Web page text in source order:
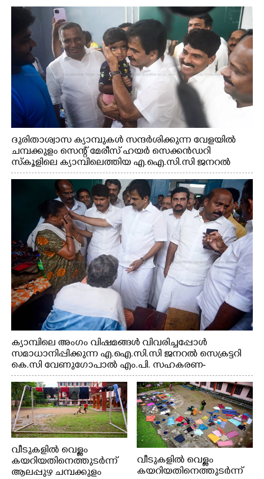
ദുരിതാശ്വാസ ക്യാമ്പുകൾ സന്ദർശിക്കുന്ന വേളയിൽ
ചമ്പക്കുളം സെന്റ് മേരീസ് ഹയർ സെക്കൻഡറി
സ്കൂളിലെ ക്യാമ്പിലെത്തിയ എ.ഐ.സി.സി ജനറൽ
സെക്രട്ടറി കെ.സി വേണുഗോപാൽ എം.പി കുരുന്നിനെ
എടുത്ത് ലാളിച്ചപ്പോൾ. സഹകരണ-എക്സൈസ്
വകുപ്പ് മന്ത്രി എം. ലിജു, കൃഷിവകുപ്പ് മന്ത്രി ടി. സിദ്ദിഖ്,
റെജി ചെറിയാൻ എം. എൽ. എ എന്നിവർ സമീപം
ക്യാമ്പിലെ അംഗം വിഷമങ്ങൾ വിവരിച്ചപ്പോൾ
സമാധാനിപ്പിക്കുന്ന എ.ഐ.സി.സി ജനറൽ സെക്രട്ടറി
കെ.സി വേണുഗോപാൽ എം.പി. സഹകരണ-
എക്സൈസ് വകുപ്പ് മന്ത്രി എം. ലിജു, എന്നിവർ
വീടുകളിൽ വെള്ളം
കയറിയതിനെത്തുടർന്ന്
ആലപ്പുഴ ചമ്പക്കുളം
വീടുകളിൽ വെള്ളം
കയറിയതിനെത്തുടർന്ന്